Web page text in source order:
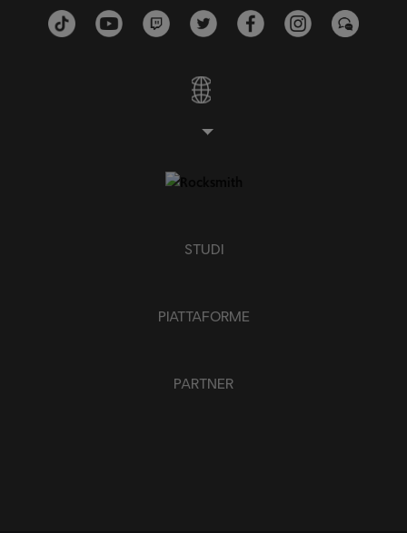
STUDI
PIATTAFORME
PARTNER